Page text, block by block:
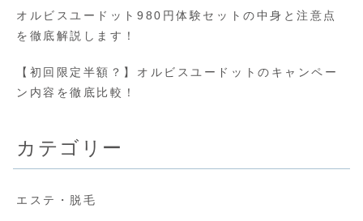
オルビスユードット980円体験セットの中身と注意点
を徹底解説します！
【初回限定半額？】オルビスユードットのキャンペー
ン内容を徹底比較！
カテゴリー
エステ・脱毛